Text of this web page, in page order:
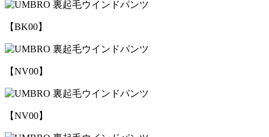
【BK00】
【NV00】
【NV00】